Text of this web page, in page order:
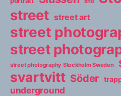
street street art
street
street
street photography Stockholm Sweden
svartvitt Söder
underground